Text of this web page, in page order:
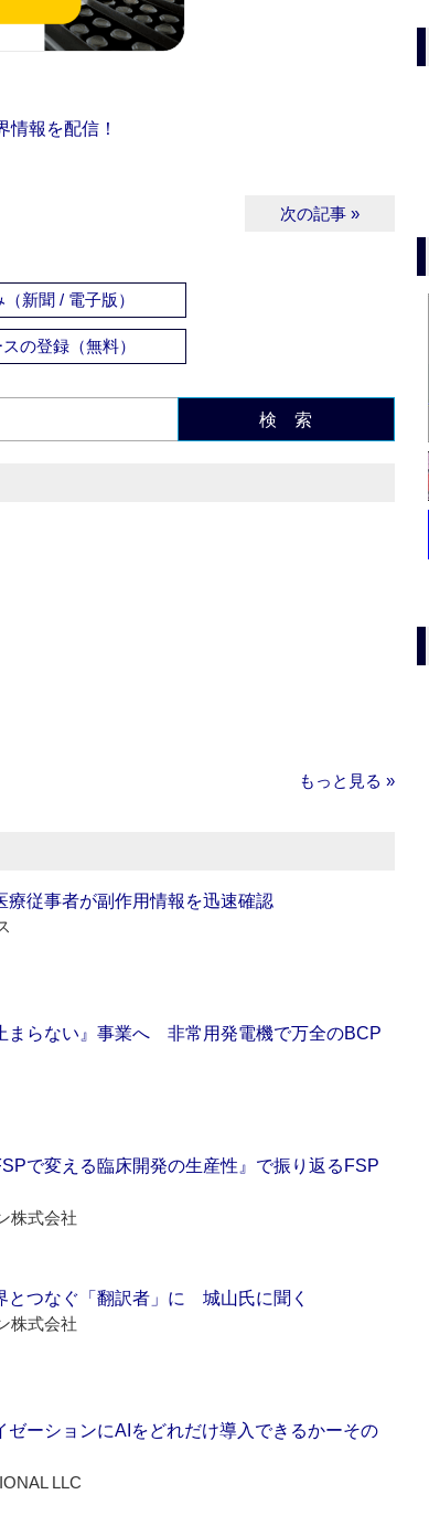
報を配信！
次の記事 »
新聞 / 電子版）
の登録（無料）
検 索
もっと見る »
療従事者が副作用情報を迅速確認
まらない』事業へ 非常用発電機で万全のBCP
で変える臨床開発の生産性』で振り返るFSP
株式会社
とつなぐ「翻訳者」に 城山氏に聞く
株式会社
ゼーションにAIをどれだけ導入できるかーその
LLC